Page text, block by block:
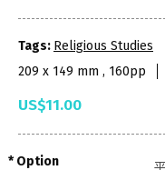
Tags: Religious Studies
209 x 149 mm , 160pp
US$11.00
Option